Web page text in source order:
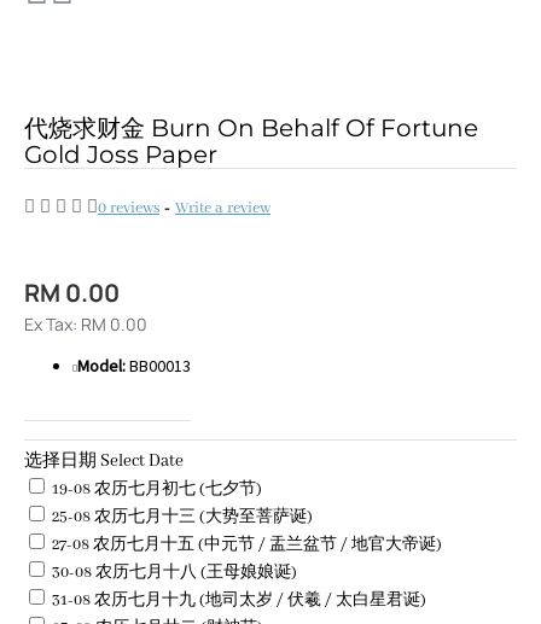
代烧求财金 Burn On Behalf Of Fortune
Gold Joss Paper
0 reviews - Write a review
RM 0.00
Ex Tax: RM 0.00
Model:BB00013
选择日期 Select Date
19-08 农历七月初七 (七夕节)
25-08 农历七月十三 (大势至菩萨诞)
27-08 农历七月十五 (中元节 / 盂兰盆节 / 地官大帝诞)
30-08 农历七月十八 (王母娘娘诞)
31-08 农历七月十九 (地司太岁 / 伏羲 / 太白星君诞)